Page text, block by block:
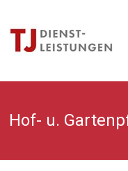
springen
Hof- u.